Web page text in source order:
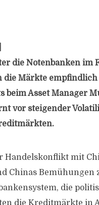
die Notenbanken im
die Märkte
beim Asset Manager
vor steigender
Handelskonflikt mit
Chinas Bemühungen
die
die Kreditmärkte in